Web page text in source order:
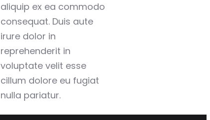
aliquip ex ea commodo
consequat. Duis aute
irure dolor in
reprehenderit in
voluptate velit esse
cillum dolore eu fugiat
nulla pariatur.